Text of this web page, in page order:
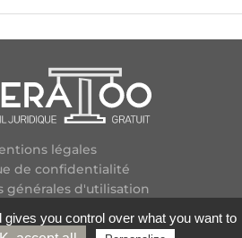
légales
de confidentialité
générales d'utilisation
nous
you control over what you want to